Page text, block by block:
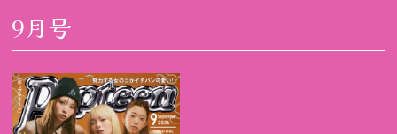
9月号